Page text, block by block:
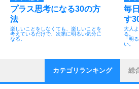
プラス思考になる30の方
法
楽しいことをしなくても、楽しいことを
考えているだけで、次第に明るい気分に
なる。
毎
す
大人
る。
「明
い。
カテゴリランキング 総